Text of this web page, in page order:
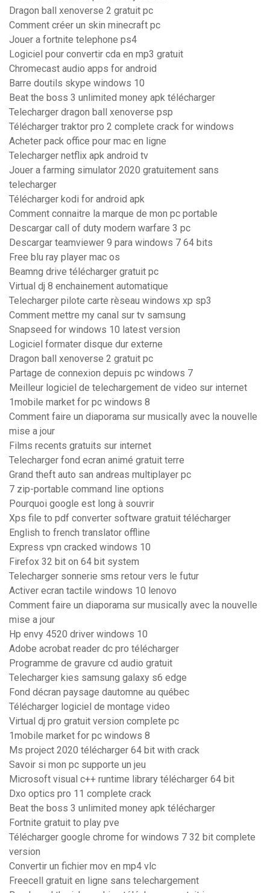
Dragon ball xenoverse 2 gratuit pc
Comment créer un skin minecraft pc
Jouer a fortnite telephone ps4
Logiciel pour convertir cda en mp3 gratuit
Chromecast audio apps for android
Barre doutils skype windows 10
Beat the boss 3 unlimited money apk télécharger
Telecharger dragon ball xenoverse psp
Télécharger traktor pro 2 complete crack for windows
Acheter pack office pour mac en ligne
Telecharger netflix apk android tv
Jouer a farming simulator 2020 gratuitement sans
telecharger
Télécharger kodi for android apk
Comment connaitre la marque de mon pc portable
Descargar call of duty modern warfare 3 pc
Descargar teamviewer 9 para windows 7 64 bits
Free blu ray player mac os
Beamng drive télécharger gratuit pc
Virtual dj 8 enchainement automatique
Telecharger pilote carte rèseau windows xp sp3
Comment mettre my canal sur tv samsung
Snapseed for windows 10 latest version
Logiciel formater disque dur externe
Dragon ball xenoverse 2 gratuit pc
Partage de connexion depuis pc windows 7
Meilleur logiciel de telechargement de video sur internet
1mobile market for pc windows 8
Comment faire un diaporama sur musically avec la nouvelle
mise a jour
Films recents gratuits sur internet
Telecharger fond ecran animé gratuit terre
Grand theft auto san andreas multiplayer pc
7 zip-portable command line options
Pourquoi google est long à souvrir
Xps file to pdf converter software gratuit télécharger
English to french translator offline
Express vpn cracked windows 10
Firefox 32 bit on 64 bit system
Telecharger sonnerie sms retour vers le futur
Activer ecran tactile windows 10 lenovo
Comment faire un diaporama sur musically avec la nouvelle
mise a jour
Hp envy 4520 driver windows 10
Adobe acrobat reader dc pro télécharger
Programme de gravure cd audio gratuit
Telecharger kies samsung galaxy s6 edge
Fond décran paysage dautomne au québec
Télécharger logiciel de montage video
Virtual dj pro gratuit version complete pc
1mobile market for pc windows 8
Ms project 2020 télécharger 64 bit with crack
Savoir si mon pc supporte un jeu
Microsoft visual c++ runtime library télécharger 64 bit
Dxo optics pro 11 complete crack
Beat the boss 3 unlimited money apk télécharger
Fortnite gratuit to play pve
Télécharger google chrome for windows 7 32 bit complete
version
Convertir un fichier mov en mp4 vlc
Freecell gratuit en ligne sans telechargement